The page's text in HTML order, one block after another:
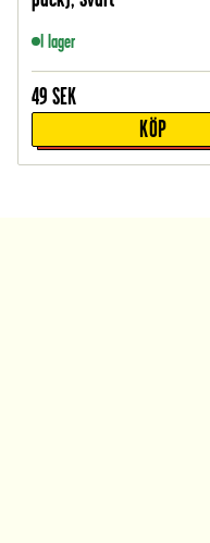
I lager
49 SEK
KÖP